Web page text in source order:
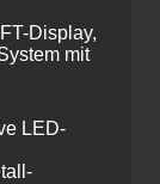
Display,
mit
LED-